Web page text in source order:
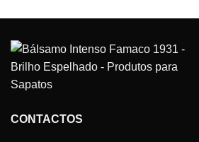
variants.
chosen
CONTACTOS